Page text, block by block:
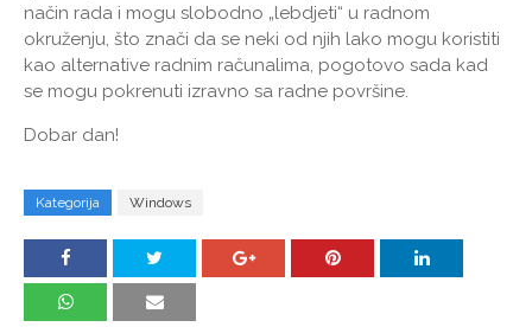
način rada i mogu slobodno „lebdjeti“ u radnom
okruženju, što znači da se neki od njih lako mogu koristiti
kao alternative radnim računalima, pogotovo sada kad
se mogu pokrenuti izravno sa radne površine.
Dobar dan!
Kategorija Windows